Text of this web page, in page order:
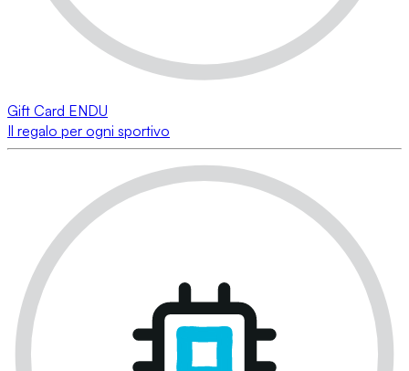
Gift Card ENDU
Il regalo per ogni sportivo